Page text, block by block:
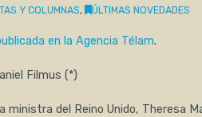
Y COLUMNAS, ÚLTIMAS NOVEDADES
en la Agencia Télam.
Filmus (*)
ministra del Reino Unido, Theresa